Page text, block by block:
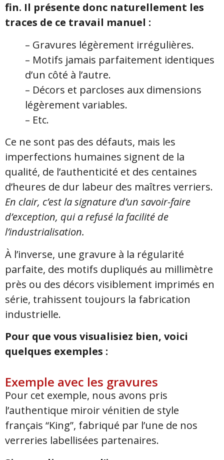
fin. Il présente donc naturellement les
traces de ce travail manuel :
– Gravures légèrement irrégulières.
– Motifs jamais parfaitement identiques
d’un côté à l’autre.
– Décors et parcloses aux dimensions
légèrement variables.
– Etc.
Ce ne sont pas des défauts, mais les
imperfections humaines signent de la
qualité, de l’authenticité et des centaines
d’heures de dur labeur des maîtres verriers.
En clair, c’est la signature d’un savoir-faire
d’exception, qui a refusé la facilité de
l’industrialisation.
À l’inverse, une gravure à la régularité
parfaite, des motifs dupliqués au millimètre
près ou des décors visiblement imprimés en
série, trahissent toujours la fabrication
industrielle.
Pour que vous visualisiez bien, voici
quelques exemples :
Exemple avec les gravures
Pour cet exemple, nous avons pris
l’authentique miroir vénitien de style
français “King”, fabriqué par l’une de nos
verreries labellisées partenaires.